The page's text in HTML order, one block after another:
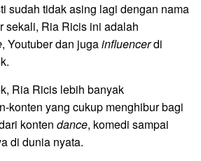
sudah tidak asing lagi dengan nama
sekali, Ria Ricis ini adalah
, Youtuber dan jugainfluencerdi
Ria Ricis lebih banyak
konten yang cukup menghibur bagi
konten dance, komedi sampai
di dunia nyata.